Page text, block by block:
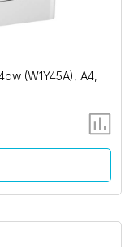
(W1Y45A), A4,